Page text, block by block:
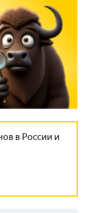
в России и